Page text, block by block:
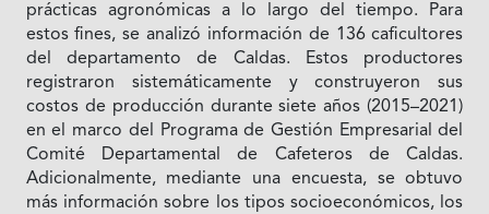
prácticas agronómicas a lo largo del tiempo. Para
estos fines, se analizó información de 136 caficultores
del departamento de Caldas. Estos productores
registraron sistemáticamente y construyeron sus
costos de producción durante siete años (2015–2021)
en el marco del Programa de Gestión Empresarial del
Comité Departamental de Cafeteros de Caldas.
Adicionalmente, mediante una encuesta, se obtuvo
más información sobre los tipos socioeconómicos, los